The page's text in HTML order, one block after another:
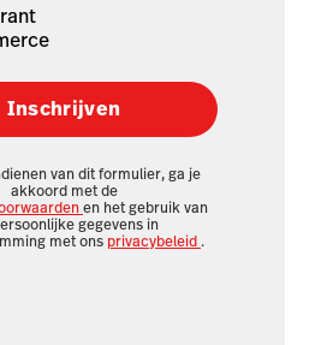
Inschrijven
van dit formulier, ga je
akkoord met de
en het gebruik van
gegevens in
met ons privacybeleid .